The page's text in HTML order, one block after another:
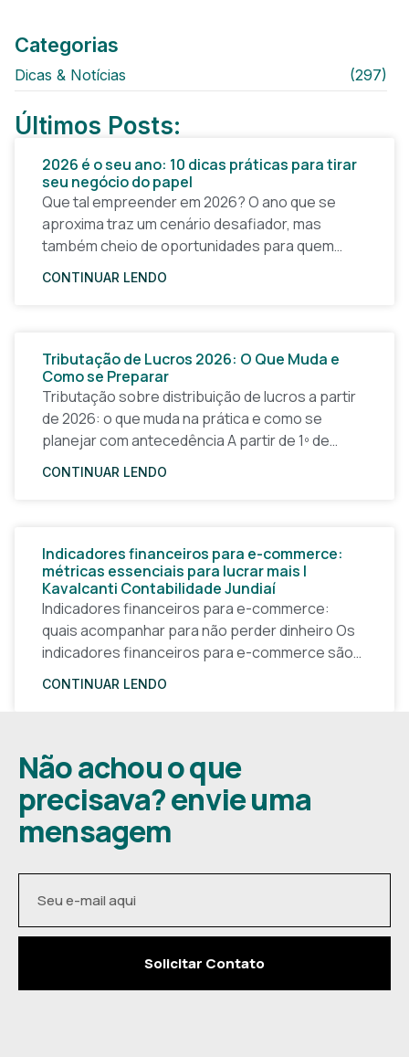
Categorias
Dicas & Notícias (297)
Últimos Posts:
2026 é o seu ano: 10 dicas práticas para tirar
seu negócio do papel
Que tal empreender em 2026? O ano que se
aproxima traz um cenário desafiador, mas
também cheio de oportunidades para quem
quer tirar uma ideia do papel e construir um
CONTINUAR LENDO
Tributação de Lucros 2026: O Que Muda e
Como se Preparar
Tributação sobre distribuição de lucros a partir
de 2026: o que muda na prática e como se
planejar com antecedência A partir de 1º de
janeiro de 2026, a forma
CONTINUAR LENDO
Indicadores financeiros para e-commerce:
métricas essenciais para lucrar mais |
Kavalcanti Contabilidade Jundiaí
Indicadores financeiros para e-commerce:
quais acompanhar para não perder dinheiro Os
indicadores financeiros para e-commerce são a
base de qualquer decisão inteligente em uma
CONTINUAR LENDO
Não achou o que
precisava? envie uma
mensagem
Solicitar Contato